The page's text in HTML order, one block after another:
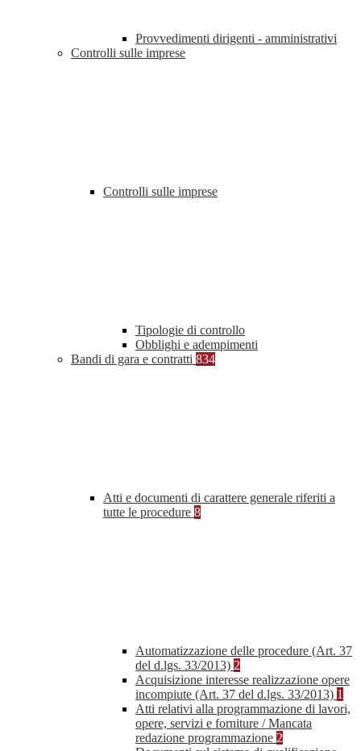
Provvedimenti dirigenti - amministrativi
Controlli sulle imprese
Controlli sulle imprese
Tipologie di controllo
Obblighi e adempimenti
Bandi di gara e contratti 834
Atti e documenti di carattere generale riferiti a
tutte le procedure 8
Automatizzazione delle procedure (Art. 37
del d.lgs. 33/2013) 2
Acquisizione interesse realizzazione opere
incompiute (Art. 37 del d.lgs. 33/2013) 1
Atti relativi alla programmazione di lavori,
opere, servizi e forniture / Mancata
redazione programmazione 2